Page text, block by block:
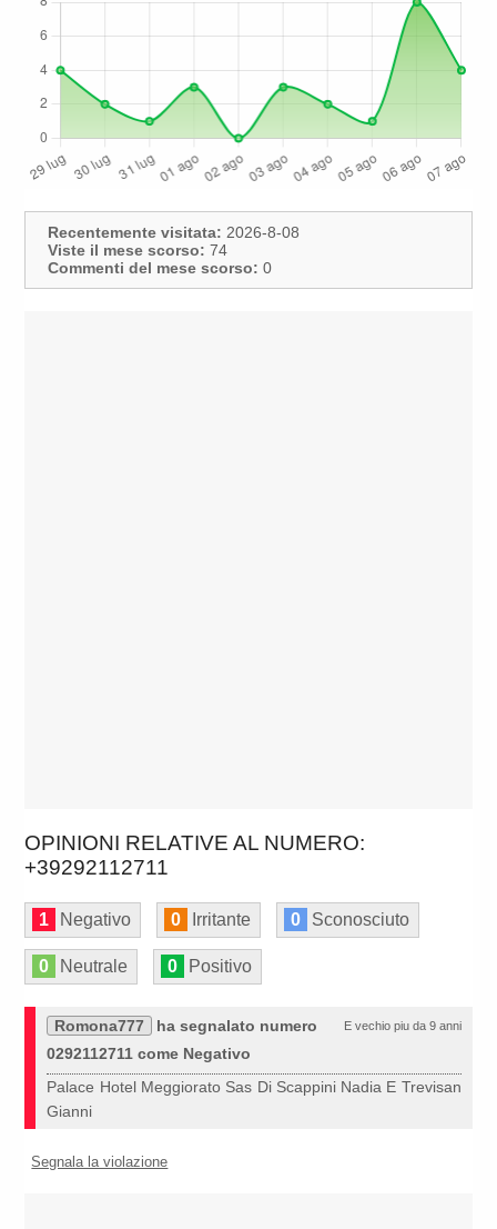
Recentemente visitata: 2026-8-08
Viste il mese scorso: 74
Commenti del mese scorso: 0
OPINIONI RELATIVE AL NUMERO:
+39292112711
1 Negativo 0 Irritante 0 Sconosciuto
0 Neutrale 0 Positivo
E vechio piu da 9 anni
Romona777
ha segnalato numero
0292112711 come Negativo
Palace Hotel Meggiorato Sas Di Scappini Nadia E Trevisan
Gianni
Segnala la violazione